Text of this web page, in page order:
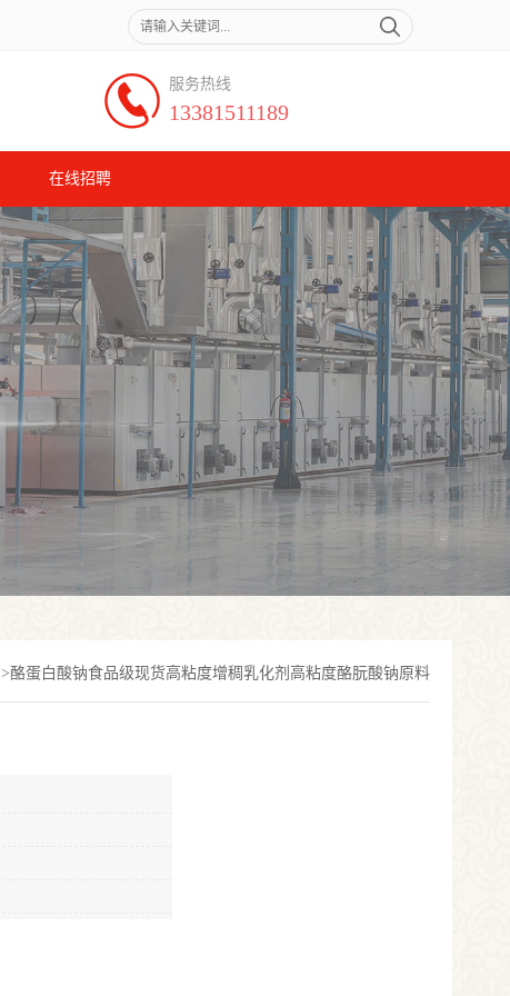
服务热线
13381511189
在线招聘
>酪蛋白酸钠食品级现货高粘度增稠乳化剂高粘度酪朊酸钠原料